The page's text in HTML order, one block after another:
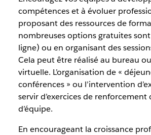
compétences et à évoluer
proposant des ressources de
nombreuses options gratuites
ligne) ou en organisant des
Cela peut être réalisé au bureau
virtuelle. L’organisation de «
conférences » ou l’intervention
servir d’exercices de renforcement
d’équipe.
En encourageant la croissance